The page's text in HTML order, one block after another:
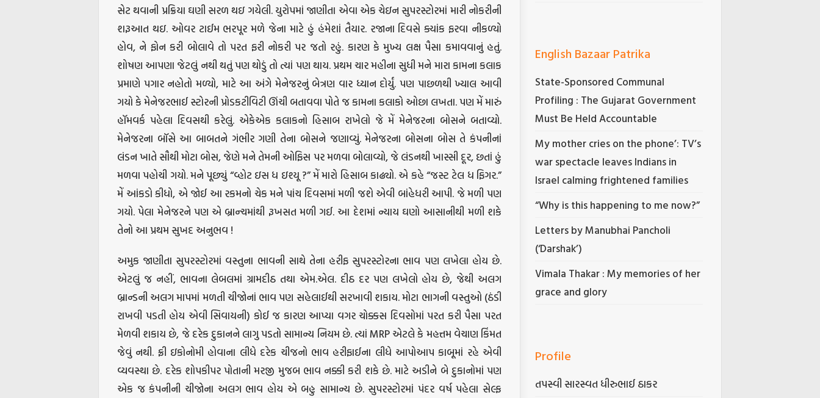
સેટ થવાની પ્રક્રિયા ઘણી સરળ થઇ ગયેલી. યુરોપમાં જાણીતા એવા એક ચેઇન સુપરસ્ટોરમાં મારી નોકરીની
શરૂઆત થઇ. ઓવર ટાઈમ ભરપૂર મળે જેના માટે હું હંમેશાં તૈયાર. રજાના દિવસે ક્યાંક ફરવા નીકળ્યો
હોવ, ને ફોન કરી બોલાવે તો પરત ફરી નોકરી પર જતો રહું. કારણ કે મુખ્ય લક્ષ પૈસા કમાવવાનું હતું.
શોષણ આપણા જેટલું નથી થતું પણ થોડું તો ત્યાં પણ થાય. પ્રથમ ચાર મહીના સુધી મને મારા કામના કલાક
પ્રમાણે પગાર નહોતો મળ્યો, માટે આ અંગે મેનેજરનું બેત્રણ વાર ધ્યાન દોર્યું. પણ પાછળથી ખ્યાલ આવી
ગયો કે મેનેજરભાઈ સ્ટોરની પ્રોડકટીવિટી ઊંચી બતાવવા પોતે જ કામના કલાકો ઓછા લખતા. પણ મેં મારું
હૉમવર્ક પહેલા દિવસથી કરેલું. એકેએક કલાકનો હિસાબ રાખેલો જે મેં મેનેજરના બોસને બતાવ્યો.
મેનેજરના બૉસે આ બાબતને ગંભીર ગણી તેના બોસને જણાવ્યું. મેનેજરના બોસના બોસ તે કંપનીનાં
લંડન ખાતે સૌથી મોટા બોસ, જેણે મને તેમની ઓફિસ પર મળવા બોલાવ્યો, જે લંડનથી ખાસ્સી દૂર, છતાં હું
મળવા પહોચી ગયો. મને પૂછ્યું “વ્હોટ ઇસ ધ ઇશ્યૂ ?” મેં મારો હિસાબ કાઢ્યો. એ કહે “જસ્ટ ટેલ ધ ફિગર.”
મેં આંકડો કીધો, એ જોઈ આ રકમનો ચેક મને પાંચ દિવસમાં મળી જશે એવી બાંહેધરી આપી. જે મળી પણ
ગયો. પેલા મેનેજરને પણ એ બ્રાન્ચમાંથી રૂખસત મળી ગઈ. આ દેશમાં ન્યાય ઘણો આસાનીથી મળી શકે
તેનો આ પ્રથમ સુખદ અનુભવ !
અમુક જાણીતા સુપરસ્ટોરમાં વસ્તુના ભાવની સાથે તેના હરીફ સુપરસ્ટોરના ભાવ પણ લખેલા હોય છે.
એટલું જ નહીં, ભાવના લેબલમાં ગ્રામદીઠ તથા એમ.એલ. દીઠ દર પણ લખેલો હોય છે, જેથી અલગ
બ્રાન્ડની અલગ માપમાં મળતી ચીજોનાં ભાવ પણ સહેલાઈથી સરખાવી શકાય. મોટા ભાગની વસ્તુઓ (ઠંડી
રાખવી પડતી હોય એવી સિવાયની) કોઈ જ કારણ આપ્યા વગર ચોક્કસ દિવસોમાં પરત કરી પૈસા પરત
મેળવી શકાય છે, જે દરેક દુકાનને લાગુ પડતો સામાન્ય નિયમ છે. ત્યાં MRP એટલે કે મહત્તમ વેચાણ કિંમત
જેવું નથી. ફ્રી ઇકોનોમી હોવાના લીધે દરેક ચીજનો ભાવ હરીફાઈના લીધે આપોઆપ કાબૂમાં રહે એવી
વ્યવસ્થા છે. દરેક શોપકીપર પોતાની મરજી મુજબ ભાવ નક્કી કરી શકે છે. માટે અડીને બે દુકાનોમાં પણ
એક જ કંપનીની ચીજોના અલગ ભાવ હોય એ બહુ સામાન્ય છે. સુપરસ્ટોરમાં પંદર વર્ષ પહેલા સેલ્ફ
English Bazaar Patrika
State-Sponsored Communal
Profiling : The Gujarat Government
Must Be Held Accountable
My mother cries on the phone’: TV’s
war spectacle leaves Indians in
Israel calming frightened families
“Why is this happening to me now?”
Letters by Manubhai Pancholi
(‘Darshak’)
Vimala Thakar : My memories of her
grace and glory
Profile
તપસ્વી સારસ્વત ધીરુભાઈ ઠાકર